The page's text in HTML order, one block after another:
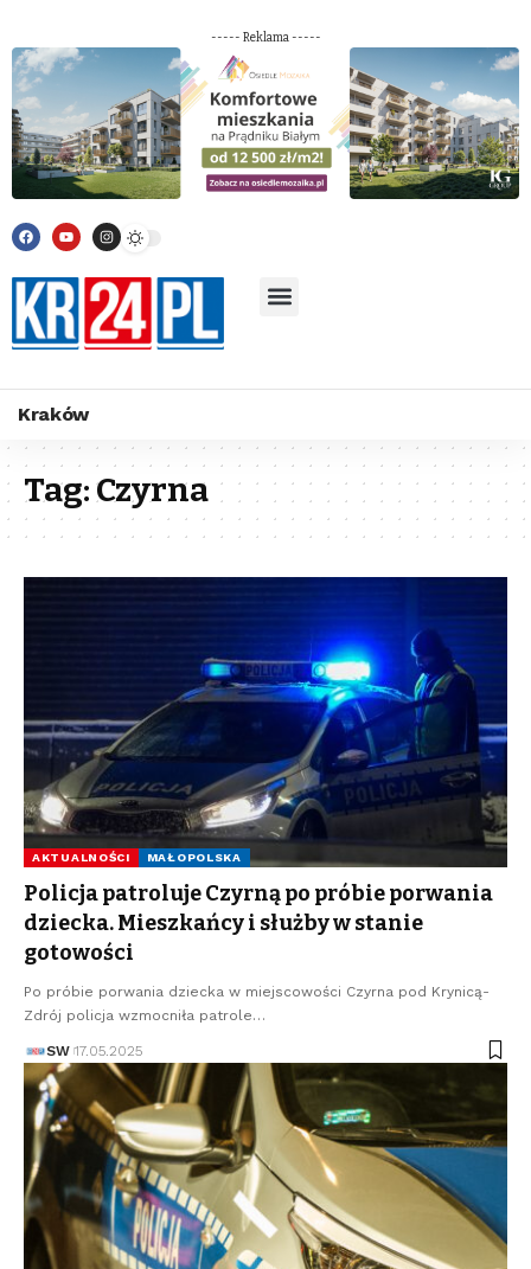
----- Reklama -----
Kraków
Tag:Czyrna
AKTUALNOŚCI MAŁOPOLSKA
Policja patroluje Czyrną po próbie porwania
dziecka. Mieszkańcy i służby w stanie
gotowości
Po próbie porwania dziecka w miejscowości Czyrna pod Krynicą-
Zdrój policja wzmocniła patrole…
SW 17.05.2025